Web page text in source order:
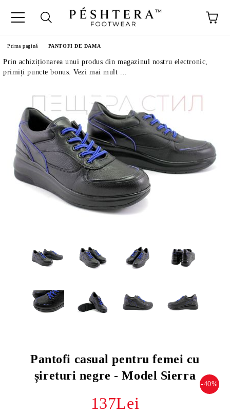
Prima pagină PANTOFI DE DAMA
Prin achiziționarea unui produs din magazinul nostru electronic,
primiți puncte bonus. Vezi mai mult ...
Pantofi casual pentru femei cu
șireturi negre - Model Sierra
-40%
137Lei